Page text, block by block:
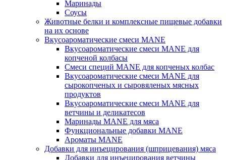
Маринады
Соусы
Животные белки и комплексные пищевые добавки
на их основе
Вкусоароматические смеси MANE
Вкусоароматические смеси MANE для
копченой колбасы
Смеси специй MANE для копченых колбас
Вкусоароматические смеси MANE для
сырокопченых и сыровяленых мясных
продуктов
Вкусоароматические смеси MANE для
ветчины и деликатесов
Маринады MANE для мяса
Функциональные добавки MANE
Ароматы MANE
Добавки для инъецирования (шприцевания) мяса
Добавки для инъецирования ветчины